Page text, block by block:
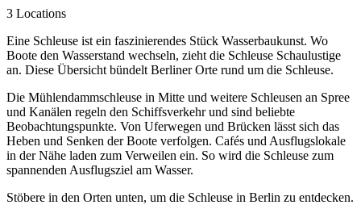
3 Locations
Eine Schleuse ist ein faszinierendes Stück Wasserbaukunst. Wo
Boote den Wasserstand wechseln, zieht die Schleuse Schaulustige
an. Diese Übersicht bündelt Berliner Orte rund um die Schleuse.
Die Mühlendammschleuse in Mitte und weitere Schleusen an Spree
und Kanälen regeln den Schiffsverkehr und sind beliebte
Beobachtungspunkte. Von Uferwegen und Brücken lässt sich das
Heben und Senken der Boote verfolgen. Cafés und Ausflugslokale
in der Nähe laden zum Verweilen ein. So wird die Schleuse zum
spannenden Ausflugsziel am Wasser.
Stöbere in den Orten unten, um die Schleuse in Berlin zu entdecken.